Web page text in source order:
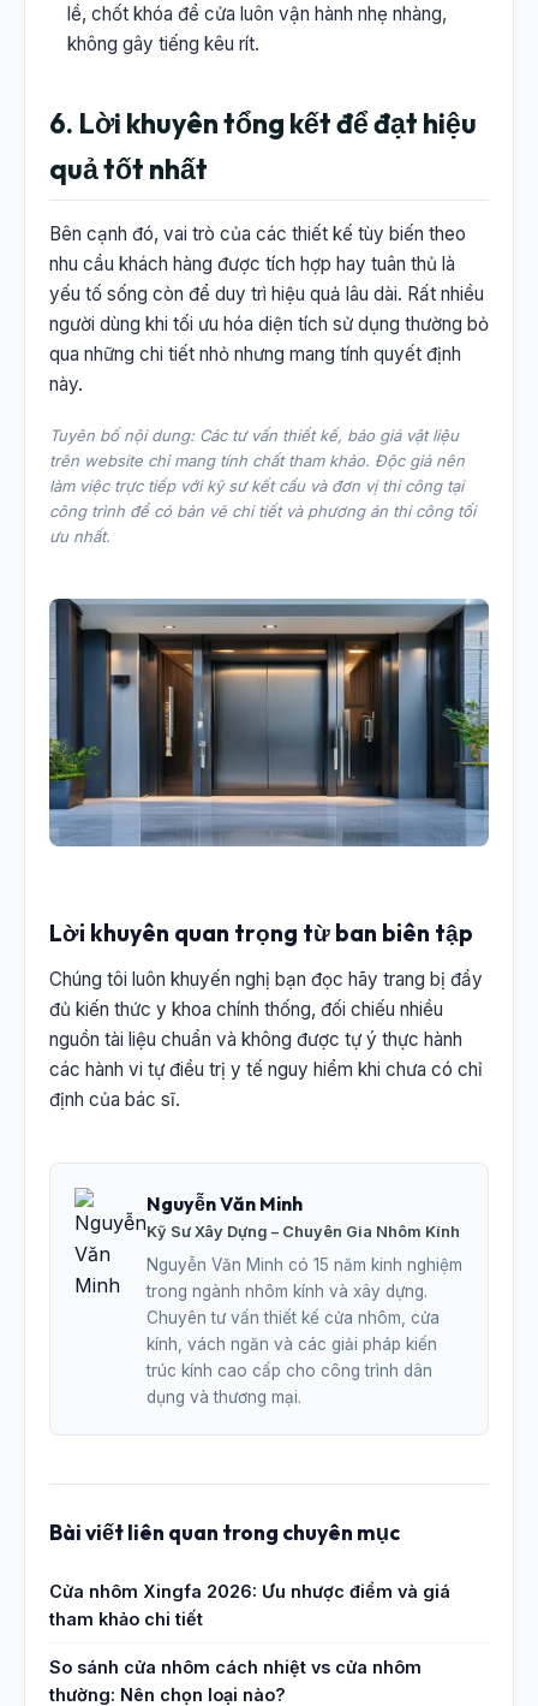
lề, chốt khóa để cửa luôn vận hành nhẹ nhàng,
không gây tiếng kêu rít.
6. Lời khuyên tổng kết để đạt hiệu
quả tốt nhất
Bên cạnh đó, vai trò của các thiết kế tùy biến theo
nhu cầu khách hàng được tích hợp hay tuân thủ là
yếu tố sống còn để duy trì hiệu quả lâu dài. Rất nhiều
người dùng khi tối ưu hóa diện tích sử dụng thường bỏ
qua những chi tiết nhỏ nhưng mang tính quyết định
này.
Tuyên bố nội dung: Các tư vấn thiết kế, báo giá vật liệu
trên website chỉ mang tính chất tham khảo. Độc giả nên
làm việc trực tiếp với kỹ sư kết cấu và đơn vị thi công tại
công trình để có bản vẽ chi tiết và phương án thi công tối
ưu nhất.
Lời khuyên quan trọng từ ban biên tập
Chúng tôi luôn khuyến nghị bạn đọc hãy trang bị đầy
đủ kiến thức y khoa chính thống, đối chiếu nhiều
nguồn tài liệu chuẩn và không được tự ý thực hành
các hành vi tự điều trị y tế nguy hiểm khi chưa có chỉ
định của bác sĩ.
Nguyễn Văn Minh
Kỹ Sư Xây Dựng – Chuyên Gia Nhôm Kính
Nguyễn Văn Minh có 15 năm kinh nghiệm
trong ngành nhôm kính và xây dựng.
Chuyên tư vấn thiết kế cửa nhôm, cửa
kính, vách ngăn và các giải pháp kiến
trúc kính cao cấp cho công trình dân
dụng và thương mại.
Bài viết liên quan trong chuyên mục
Cửa nhôm Xingfa 2026: Ưu nhược điểm và giá
tham khảo chi tiết
So sánh cửa nhôm cách nhiệt vs cửa nhôm
thường: Nên chọn loại nào?